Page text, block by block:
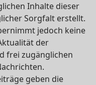
Inhalte dieser
Sorgfalt erstellt.
jedoch keine
der
frei zugänglichen
geben die